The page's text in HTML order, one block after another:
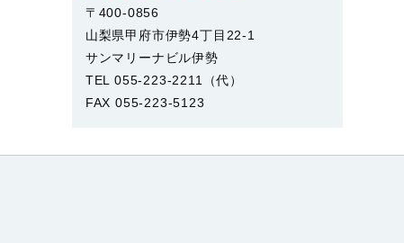
〒400-0856
山梨県甲府市伊勢4丁目22-1
サンマリーナビル伊勢
TEL 055-223-2211（代）
FAX 055-223-5123